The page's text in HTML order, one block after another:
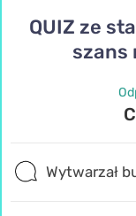
QUIZ ze
szans
Wytwarzał